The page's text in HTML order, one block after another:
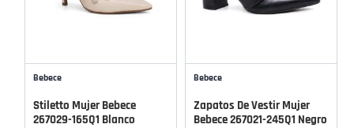
Bebece
Stiletto Mujer Bebece
267029-165Q1 Blanco
Bebece
Zapatos De Vestir Mujer
Bebece 267021-245Q1 Negro